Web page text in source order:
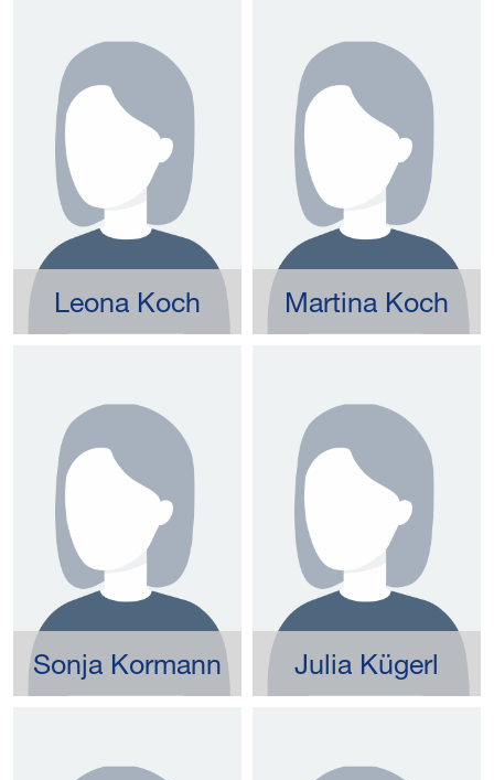
Leona Koch Martina Koch
Sonja Kormann Julia Kügerl